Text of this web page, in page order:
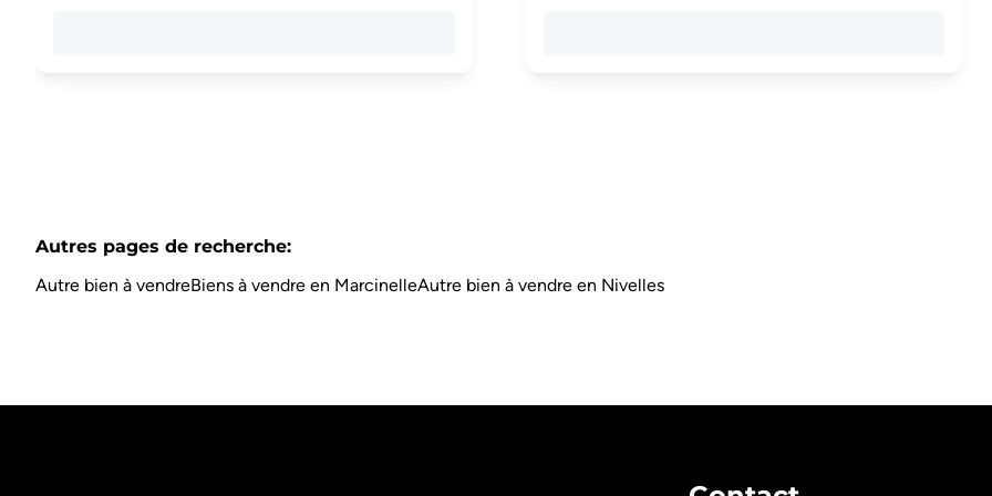
Autres pages de recherche:
Autre bien à vendreBiens à vendre en MarcinelleAutre bien à vendre en Nivelles